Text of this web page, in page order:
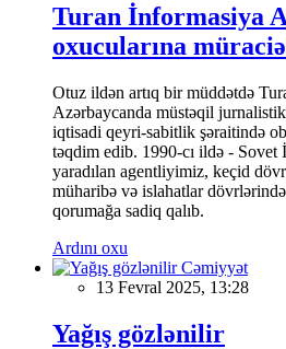
Turan İnformasiya
oxucularına
Otuz ildən artıq bir müddətdə
Azərbaycanda müstəqil
iqtisadi qeyri-sabitlik şəraitində
təqdim edib. 1990-cı ildə - Sovet
yaradılan agentliyimiz, keçid
müharibə və islahatlar
qorumağa sadiq qalıb.
Ardını oxu
Cəmiyyət
13 Fevral 2025, 13:28
Yağış gözlənilir